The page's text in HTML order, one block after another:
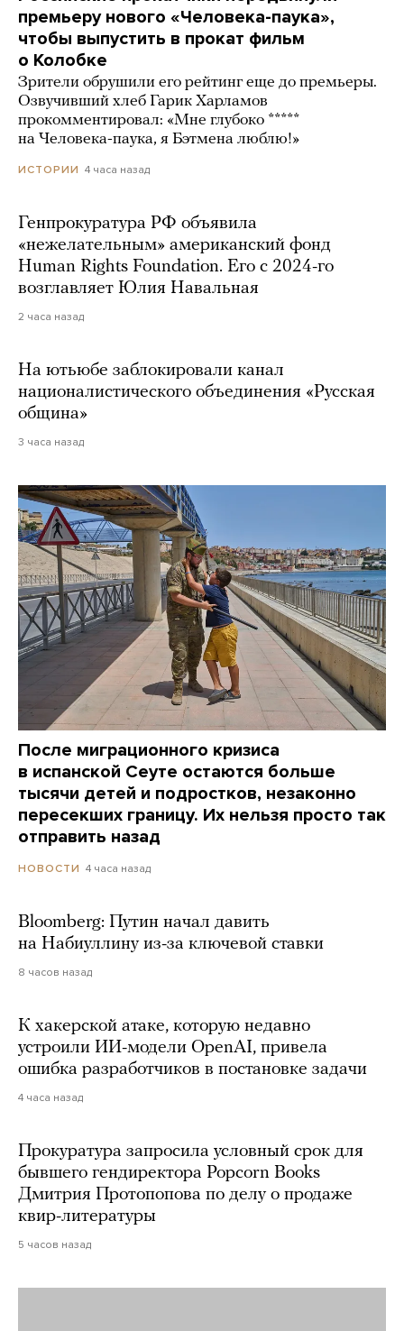
премьеру нового «Человека-паука»,
чтобы выпустить в прокат фильм
о Колобке
Зрители обрушили его рейтинг еще до премьеры.
Озвучивший хлеб Гарик Харламов
прокомментировал: «Мне глубоко *****
на Человека-паука, я Бэтмена люблю!»
ИСТОРИИ 4 часа назад
Генпрокуратура РФ объявила
«нежелательным» американский фонд
Human Rights Foundation. Его с 2024-го
возглавляет Юлия Навальная
2 часа назад
На ютьюбе заблокировали канал
националистического объединения «Русская
община»
3 часа назад
После миграционного кризиса
в испанской Сеуте остаются больше
тысячи детей и подростков, незаконно
пересекших границу. Их нельзя просто так
отправить назад
НОВОСТИ 4 часа назад
Bloomberg: Путин начал давить
на Набиуллину из-за ключевой ставки
8 часов назад
К хакерской атаке, которую недавно
устроили ИИ-модели OpenAI, привела
ошибка разработчиков в постановке задачи
4 часа назад
Прокуратура запросила условный срок для
бывшего гендиректора Popcorn Books
Дмитрия Протопопова по делу о продаже
квир-литературы
5 часов назад